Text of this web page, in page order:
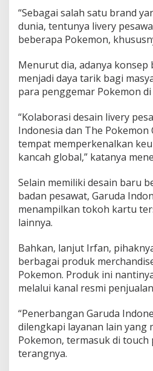
“Sebagai salah satu brand
dunia, tentunya livery
beberapa Pokemon,
Menurut dia, adanya konsep
menjadi daya tarik bagi
para penggemar Pokemon di
“Kolaborasi desain livery
Indonesia dan The Pokemon
tempat memperkenalkan
kancah global,” katanya
Selain memiliki desain baru
badan pesawat, Garuda
menampilkan tokoh kartu
lainnya.
Bahkan, lanjut Irfan,
berbagai produk
Pokemon. Produk ini
melalui kanal resmi
“Penerbangan Garuda
dilengkapi layanan lain yang
Pokemon, termasuk di
terangnya.